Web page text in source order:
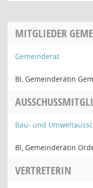
MITGLIEDER
Gemeinderat
BI, Gemeinderätin
Bau- und
BI, Gemeinderätin
VERTRETERIN